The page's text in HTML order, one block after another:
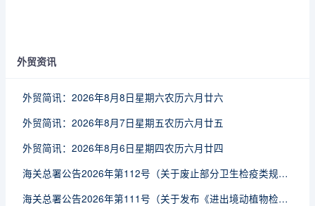
外贸资讯
外贸简讯：2026年8月8日星期六农历六月廿六
外贸简讯：2026年8月7日星期五农历六月廿五
外贸简讯：2026年8月6日星期四农历六月廿四
海关总署公告2026年第112号（关于废止部分卫生检疫类规范性文件的公告）
海关总署公告2026年第111号（关于发布《进出境动植物检疫处理监督管理工作规定》《进出境卫生处理监督管理工作规定》的公告）